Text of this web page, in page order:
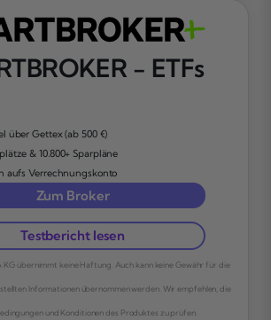
- ETFs
über Gettex (ab 500 €)
& 10.800+ Sparpläne
aufs Verrechnungskonto
Zum Broker
Testbericht lesen
KG übernimmt keine Haftung. Auch kann keine Gewähr für die
Informationen übernommen werden. Wir empfehlen, die
und Konditionen des Produktes zu prüfen.